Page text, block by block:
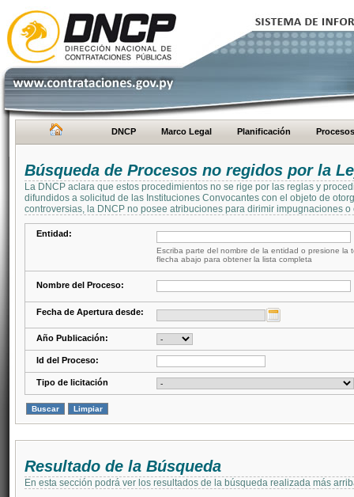
DNCP Marco Legal Planificación Procesos
Búsqueda de Procesos no regidos por la
La DNCP aclara que estos procedimientos no se rige por las reglas y
difundidos a solicitud de las Instituciones Convocantes con el objeto de
controversias, la DNCP no posee atribuciones para dirimir impugnaciones
Entidad:
Escriba parte del nombre de la entidad o presione la
flecha abajo para obtener la lista completa
Nombre del Proceso:
Fecha de Apertura desde:
Año Publicación:
Id del Proceso:
Tipo de licitación
Resultado de la Búsqueda
En esta sección podrá ver los resultados de la búsqueda realizada más